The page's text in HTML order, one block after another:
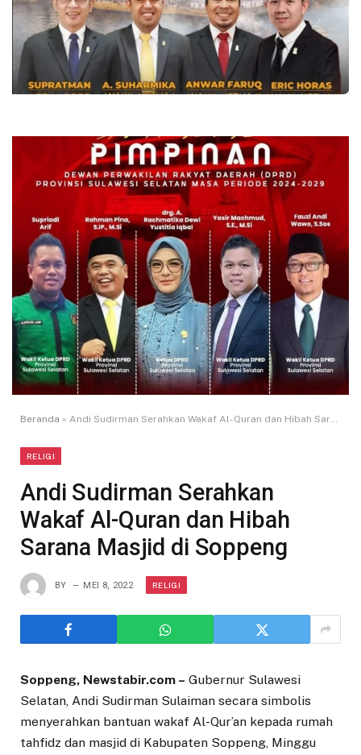
Beranda » Andi Sudirman Serahkan Wakaf Al-Quran dan Hibah Sarana Masjid di Soppeng
RELIGI
Andi Sudirman Serahkan
Wakaf Al-Quran dan Hibah
Sarana Masjid di Soppeng
BY MEI 8, 2022 RELIGI
Soppeng, Newstabir.com – Gubernur Sulawesi
Selatan, Andi Sudirman Sulaiman secara simbolis
menyerahkan bantuan wakaf Al-Qur’an kepada rumah
tahfidz dan masjid di Kabupaten Soppeng, Minggu